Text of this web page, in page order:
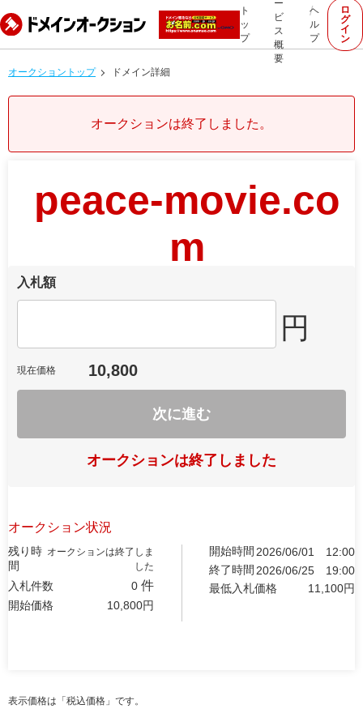
ト
ッ
プ
ー
ビ
ス
概
要
ヘ
ル
プ
ロ
グ
イ
ン
オークショントップ ドメイン詳細
オークションは終了しました。
peace-movie.co
m
入札額
円
現在価格 10,800
次に進む
オークションは終了しました
オークション状況
残り時
間
オークションは終了しま
した
入札件数 0 件
開始価格 10,800円
開始時間 2026/06/01
12:00
終了時間 2026/06/25
19:00
最低入札価格
11,100円
表示価格は「税込価格」です。